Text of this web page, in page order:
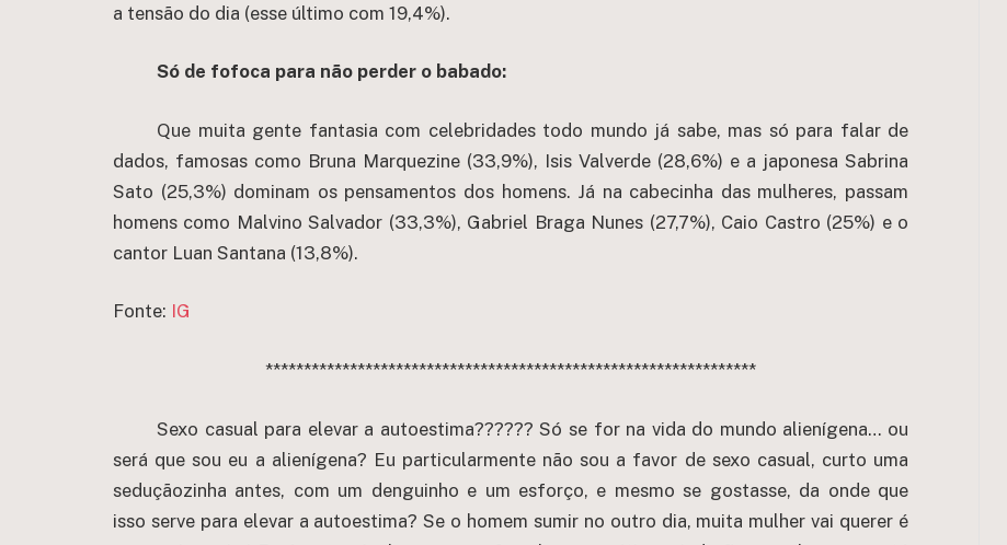
a tensão do dia (esse último com 19,4%).
Só de fofoca para não perder o babado:
Que muita gente fantasia com celebridades todo mundo já sabe, mas só para falar de
dados, famosas como Bruna Marquezine (33,9%), Isis Valverde (28,6%) e a japonesa Sabrina
Sato (25,3%) dominam os pensamentos dos homens. Já na cabecinha das mulheres, passam
homens como Malvino Salvador (33,3%), Gabriel Braga Nunes (27,7%), Caio Castro (25%) e o
cantor Luan Santana (13,8%).
Fonte: IG
****************************************************************
Sexo casual para elevar a autoestima?????? Só se for na vida do mundo alienígena… ou
será que sou eu a alienígena? Eu particularmente não sou a favor de sexo casual, curto uma
seduçãozinha antes, com um denguinho e um esforço, e mesmo se gostasse, da onde que
isso serve para elevar a autoestima? Se o homem sumir no outro dia, muita mulher vai querer é